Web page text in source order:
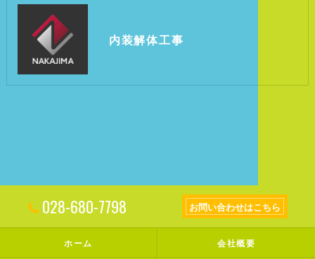
内装解体工事
028-680-7798 お問い合わせはこちら
ホーム 会社概要